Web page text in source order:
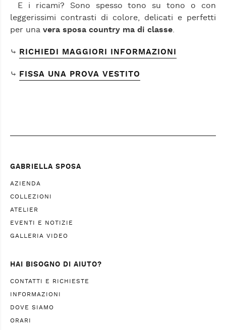
E i ricami? Sono spesso tono su tono o con
leggerissimi contrasti di colore, delicati e perfetti
per una vera sposa country ma di classe
⤷ RICHIEDI MAGGIORI INFORMAZIONI
⤷ FISSA UNA PROVA VESTITO
GABRIELLA SPOSA
AZIENDA
COLLEZIONI
ATELIER
EVENTI E NOTIZIE
GALLERIA VIDEO
HAI BISOGNO DI AIUTO?
CONTATTI E RICHIESTE
INFORMAZIONI
DOVE SIAMO
ORARI